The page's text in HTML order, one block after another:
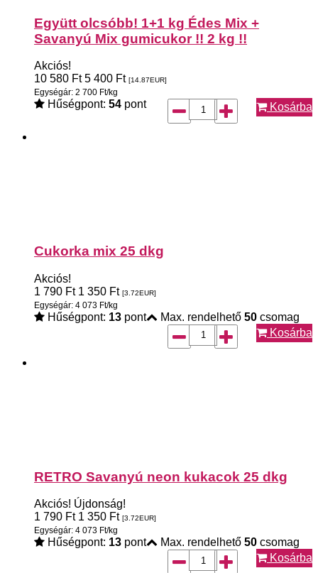
Együtt olcsóbb! 1+1 kg Édes Mix +
Savanyú Mix gumicukor !! 2 kg !!
Akciós!
10 580 Ft 5 400 Ft [14.87EUR]
Egységár: 2 700 Ft/kg
Hűségpont: 54 pont Kosárba
Cukorka mix 25 dkg
Akciós!
1 790 Ft 1 350 Ft [3.72EUR]
Egységár: 4 073 Ft/kg
Hűségpont: 13 pont Max. rendelhető 50 csomag
Kosárba
RETRO Savanyú neon kukacok 25 dkg
Akciós! Újdonság!
1 790 Ft 1 350 Ft [3.72EUR]
Egységár: 4 073 Ft/kg
Hűségpont: 13 pont Max. rendelhető 50 csomag
Kosárba